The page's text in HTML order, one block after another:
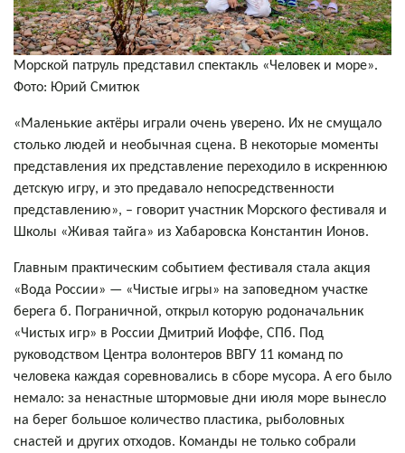
Морской патруль представил спектакль «Человек и море».
Фото: Юрий Смитюк
«Маленькие актёры играли очень уверено. Их не смущало
столько людей и необычная сцена. В некоторые моменты
представления их представление переходило в искреннюю
детскую игру, и это предавало непосредственности
представлению», – говорит участник Морского фестиваля и
Школы «Живая тайга» из Хабаровска Константин Ионов.
Главным практическим событием фестиваля стала акция
«Вода России» — «Чистые игры» на заповедном участке
берега б. Пограничной, открыл которую родоначальник
«Чистых игр» в России Дмитрий Иоффе, СПб. Под
руководством Центра волонтеров ВВГУ 11 команд по
человека каждая соревновались в сборе мусора. А его было
немало: за ненастные штормовые дни июля море вынесло
на берег большое количество пластика, рыболовных
снастей и других отходов. Команды не только собрали